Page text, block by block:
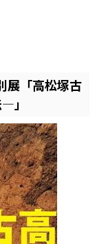
展「高松塚古
」